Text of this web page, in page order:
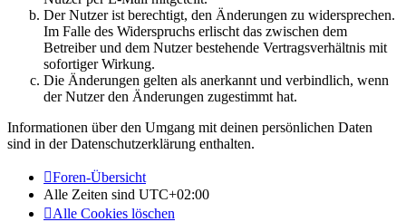
Der Nutzer ist berechtigt, den Änderungen zu widersprechen.
Im Falle des Widerspruchs erlischt das zwischen dem
Betreiber und dem Nutzer bestehende Vertragsverhältnis mit
sofortiger Wirkung.
Die Änderungen gelten als anerkannt und verbindlich, wenn
der Nutzer den Änderungen zugestimmt hat.
Informationen über den Umgang mit deinen persönlichen Daten
sind in der Datenschutzerklärung enthalten.
Foren-Übersicht
Alle Zeiten sind UTC+02:00
Alle Cookies löschen